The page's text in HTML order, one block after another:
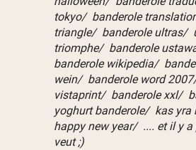
tokyo/ banderole
triangle/ banderole ultras/
triomphe/ banderole
banderole wikipedia/
wein/ banderole word
vistaprint/ banderole xxl/
yoghurt banderole/ kas
happy new year/ .... et il y
veut ;)